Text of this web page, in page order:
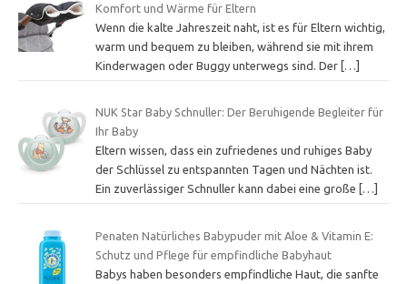
Komfort und Wärme für Eltern
Wenn die kalte Jahreszeit naht, ist es für Eltern wichtig,
warm und bequem zu bleiben, während sie mit ihrem
Kinderwagen oder Buggy unterwegs sind. Der […]
NUK Star Baby Schnuller: Der Beruhigende Begleiter für
Ihr Baby
Eltern wissen, dass ein zufriedenes und ruhiges Baby
der Schlüssel zu entspannten Tagen und Nächten ist.
Ein zuverlässiger Schnuller kann dabei eine große
[…]
Penaten Natürliches Babypuder mit Aloe & Vitamin E:
Schutz und Pflege für empfindliche Babyhaut
Babys haben besonders empfindliche Haut, die sanfte